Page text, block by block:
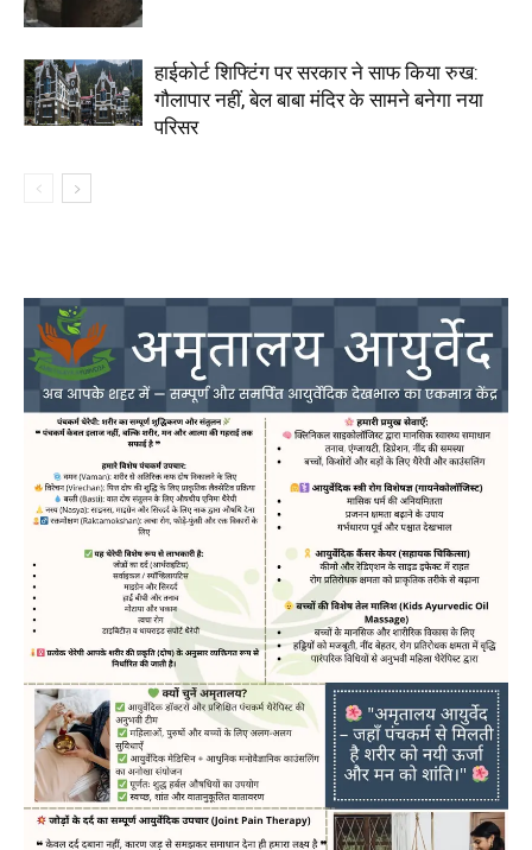
हाईकोर्ट शिफ्टिंग पर सरकार ने साफ किया रुख:
गौलापार नहीं, बेल बाबा मंदिर के सामने बनेगा नया
परिसर